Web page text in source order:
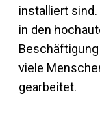
installiert sind.
in den
viele
gearbeitet.